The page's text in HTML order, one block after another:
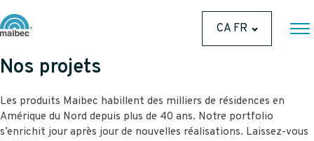
CA FR
Nos projets
Les produits Maibec habillent des milliers de résidences en
Amérique du Nord depuis plus de 40 ans. Notre portfolio
s’enrichit jour après jour de nouvelles réalisations. Laissez-vous